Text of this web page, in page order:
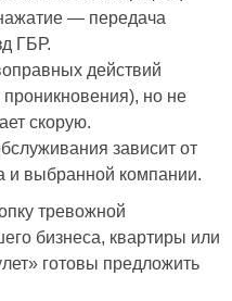
— передача
ГБР.
действий
но не
скорую.
зависит от
и выбранной компании.
тревожной
бизнеса, квартиры или
готовы предложить